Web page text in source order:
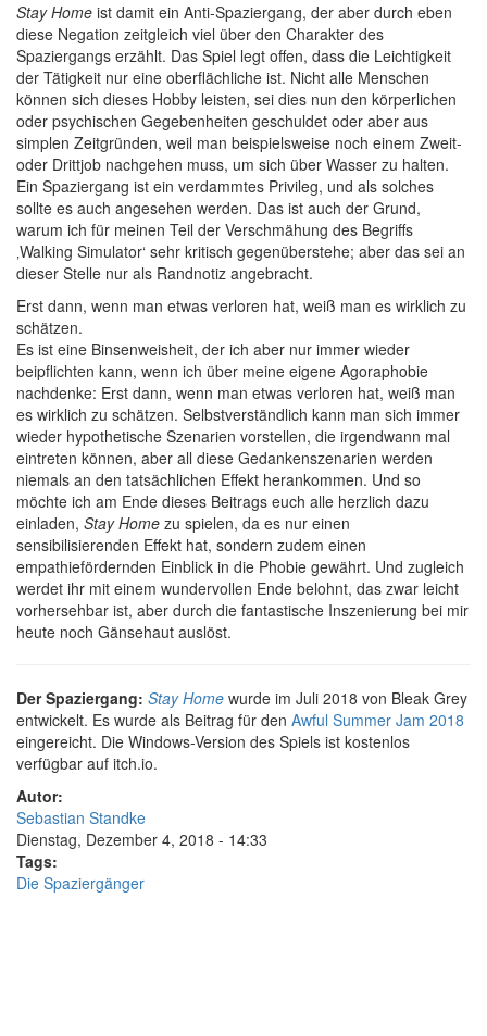
Stay Home ist damit ein Anti-Spaziergang, der aber durch eben
diese Negation zeitgleich viel über den Charakter des
Spaziergangs erzählt. Das Spiel legt offen, dass die Leichtigkeit
der Tätigkeit nur eine oberflächliche ist. Nicht alle Menschen
können sich dieses Hobby leisten, sei dies nun den körperlichen
oder psychischen Gegebenheiten geschuldet oder aber aus
simplen Zeitgründen, weil man beispielsweise noch einem Zweit-
oder Drittjob nachgehen muss, um sich über Wasser zu halten.
Ein Spaziergang ist ein verdammtes Privileg, und als solches
sollte es auch angesehen werden. Das ist auch der Grund,
warum ich für meinen Teil der Verschmähung des Begriffs
‚Walking Simulator‘ sehr kritisch gegenüberstehe; aber das sei an
dieser Stelle nur als Randnotiz angebracht.
Erst dann, wenn man etwas verloren hat, weiß man es wirklich zu
schätzen.
Es ist eine Binsenweisheit, der ich aber nur immer wieder
beipflichten kann, wenn ich über meine eigene Agoraphobie
nachdenke: Erst dann, wenn man etwas verloren hat, weiß man
es wirklich zu schätzen. Selbstverständlich kann man sich immer
wieder hypothetische Szenarien vorstellen, die irgendwann mal
eintreten können, aber all diese Gedankenszenarien werden
niemals an den tatsächlichen Effekt herankommen. Und so
möchte ich am Ende dieses Beitrags euch alle herzlich dazu
einladen, Stay Home zu spielen, da es nur einen
sensibilisierenden Effekt hat, sondern zudem einen
empathiefördernden Einblick in die Phobie gewährt. Und zugleich
werdet ihr mit einem wundervollen Ende belohnt, das zwar leicht
vorhersehbar ist, aber durch die fantastische Inszenierung bei mir
heute noch Gänsehaut auslöst.
Der Spaziergang: Stay Home wurde im Juli 2018 von Bleak Grey
entwickelt. Es wurde als Beitrag für den Awful Summer Jam 2018
eingereicht. Die Windows-Version des Spiels ist kostenlos
verfügbar auf itch.io.
Autor:
Sebastian Standke
Dienstag, Dezember 4, 2018 - 14:33
Tags:
Die Spaziergänger